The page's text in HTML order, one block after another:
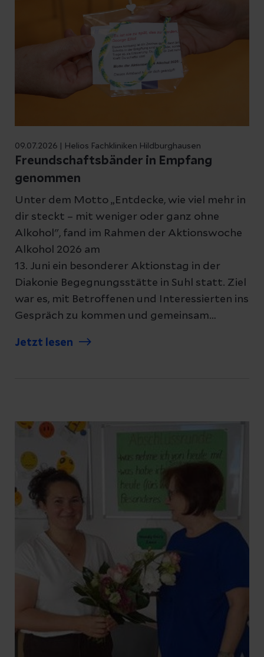
09.07.2026 | Helios Fachkliniken Hildburghausen
Freundschaftsbänder in Empfang
genommen
Unter dem Motto „Entdecke, wie viel mehr in
dir steckt – mit weniger oder ganz ohne
Alkohol", fand im Rahmen der Aktionswoche
Alkohol 2026 am
13. Juni ein besonderer Aktionstag in der
Diakonie Begegnungsstätte in Suhl statt. Ziel
war es, mit Betroffenen und Interessierten ins
Gespräch zu kommen und gemeinsam
sichtbares Zeichen der Solidarität und
Jetzt lesen